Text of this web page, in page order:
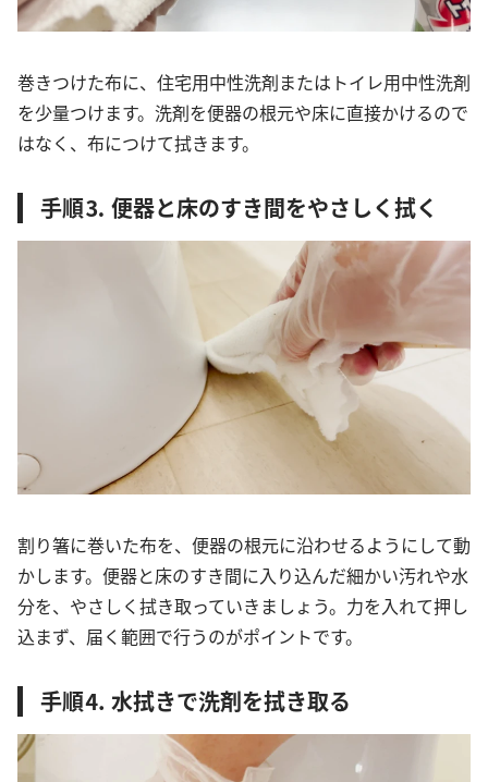
巻きつけた布に、住宅用中性洗剤またはトイレ用中性洗剤
を少量つけます。洗剤を便器の根元や床に直接かけるので
はなく、布につけて拭きます。
手順⒊ 便器と床のすき間をやさしく拭く
割り箸に巻いた布を、便器の根元に沿わせるようにして動
かします。便器と床のすき間に入り込んだ細かい汚れや水
分を、やさしく拭き取っていきましょう。力を入れて押し
込まず、届く範囲で行うのがポイントです。
手順⒋ 水拭きで洗剤を拭き取る